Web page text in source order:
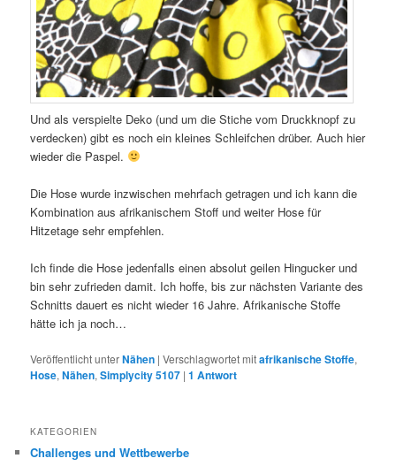
Und als verspielte Deko (und um die Stiche vom Druckknopf zu
verdecken) gibt es noch ein kleines Schleifchen drüber. Auch hier
wieder die Paspel.
Die Hose wurde inzwischen mehrfach getragen und ich kann die
Kombination aus afrikanischem Stoff und weiter Hose für
Hitzetage sehr empfehlen.
Ich finde die Hose jedenfalls einen absolut geilen Hingucker und
bin sehr zufrieden damit. Ich hoffe, bis zur nächsten Variante des
Schnitts dauert es nicht wieder 16 Jahre. Afrikanische Stoffe
hätte ich ja noch…
Veröffentlicht unterNähen |Verschlagwortet mitafrikanische Stoffe,
Hose,Nähen,Simplycity 5107 |1 Antwort
KATEGORIEN
Challenges und Wettbewerbe